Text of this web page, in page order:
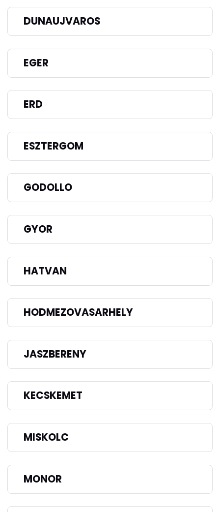
DUNAUJVAROS
EGER
ERD
ESZTERGOM
GODOLLO
GYOR
HATVAN
HODMEZOVASARHELY
JASZBERENY
KECSKEMET
MISKOLC
MONOR